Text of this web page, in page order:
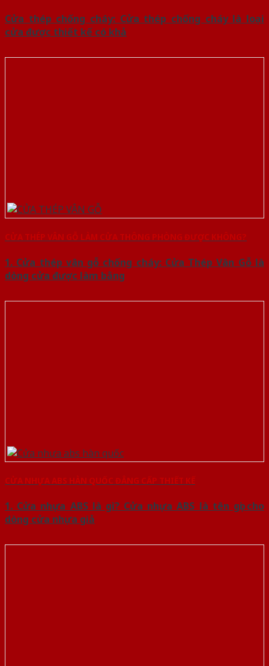
Cửa thép chống cháy: Cửa thép chống cháy là loại
cửa được thiết kế có khả
CỬA THÉP VÂN GỖ LÀM CỬA THÔNG PHÒNG ĐƯỢC KHÔNG?
1. Cửa thép vân gỗ chống cháy: Cửa Thép Vân Gỗ là
dòng cửa được làm bằng
CỬA NHỰA ABS HÀN QUỐC ĐẲNG CẤP THIẾT KẾ
1. Cửa nhựa ABS là gì? Cửa nhựa ABS là tên gọi cho
dòng cửa nhựa giả